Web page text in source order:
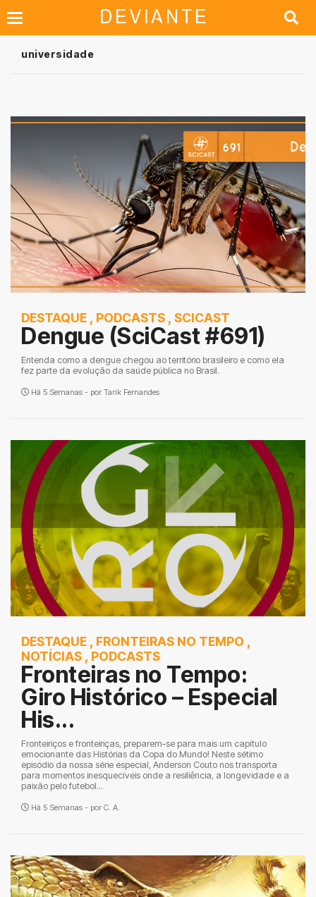
universidade
DESTAQUE , PODCASTS , SCICAST
Dengue (SciCast #691)
Entenda como a dengue chegou ao território brasileiro e como ela
fez parte da evolução da saúde pública no Brasil.
Há 5 Semanas - por Tarik Fernandes
DESTAQUE , FRONTEIRAS NO TEMPO ,
NOTÍCIAS , PODCASTS
Fronteiras no Tempo:
Giro Histórico – Especial
His...
Fronteiriços e fronteiriças, preparem-se para mais um capítulo
emocionante das Histórias da Copa do Mundo! Neste sétimo
episódio da nossa série especial, Anderson Couto nos transporta
para momentos inesquecíveis onde a resiliência, a longevidade e a
paixão pelo futebol...
Há 5 Semanas - por C. A.